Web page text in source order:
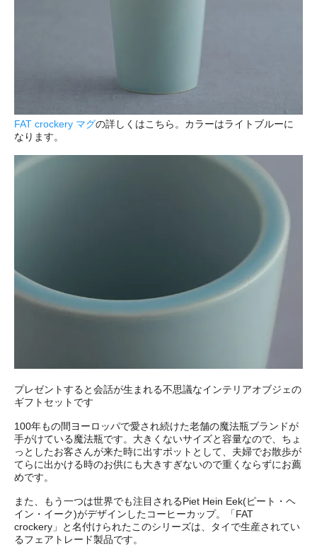
FAT crockery マグの詳しくはこちら。カラーはライトブルーに
なります。
プレゼントすると会話が生まれる不思議なインテリアオブジェの
ギフトセットです
100年もの間ヨーロッパで愛され続けた老舗の魔法瓶ブランドが
手がけている魔法瓶です。大きくないサイズと容量なので、ちょ
っとしたお客さんが来た時に出すポットとして、夫婦でお散歩が
てらに出かける時のお供にも大きすぎないので重くならずにお薦
めです。
また、もう一つは世界でも注目されるPiet Hein Eek(ピート・ヘ
イン・イーク)がデザインしたコーヒーカップ。「FAT
crockery」と名付けられたこのシリーズは、タイで生産されてい
るフェアトレード製品です。